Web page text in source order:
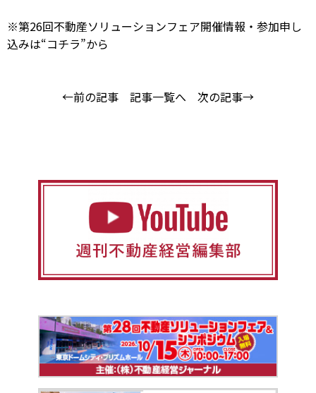
※第26回不動産ソリューションフェア開催情報・参加申し
込みは“コチラ”から
←前の記事 記事一覧へ 次の記事→